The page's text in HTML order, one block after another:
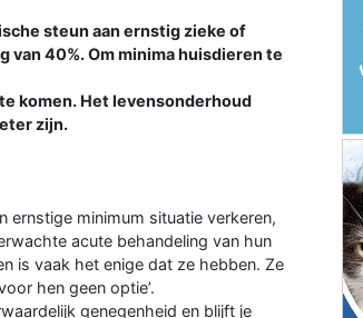
steun aan ernstig zieke of
40%. Om minima huisdieren te
komen. Het levensonderhoud
zijn.
ernstige minimum situatie verkeren,
acute behandeling van hun
is vaak het enige dat ze hebben. Ze
hen geen optie’.
genegenheid en blijft je